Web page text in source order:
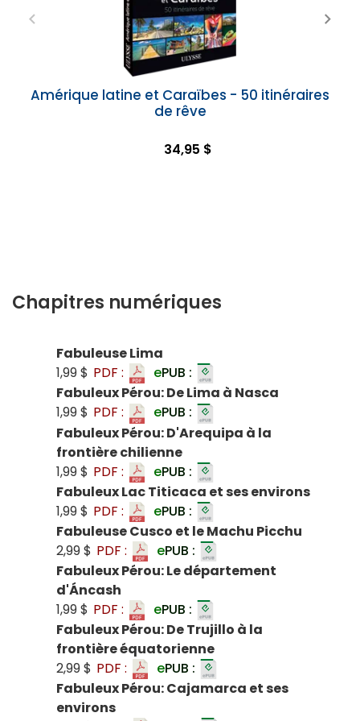
Amérique latine et Caraïbes - 50 itinéraires
de rêve
34,95 $
Chapitres numériques
Fabuleuse Lima
1,99 $ PDF : ePUB :
Fabuleux Pérou: De Lima à Nasca
1,99 $ PDF : ePUB :
Fabuleux Pérou: D'Arequipa à la
frontière chilienne
1,99 $ PDF : ePUB :
Fabuleux Lac Titicaca et ses environs
1,99 $ PDF : ePUB :
Fabuleuse Cusco et le Machu Picchu
2,99 $ PDF : ePUB :
Fabuleux Pérou: Le département
d'Áncash
1,99 $ PDF : ePUB :
Fabuleux Pérou: De Trujillo à la
frontière équatorienne
2,99 $ PDF : ePUB :
Fabuleux Pérou: Cajamarca et ses
environs